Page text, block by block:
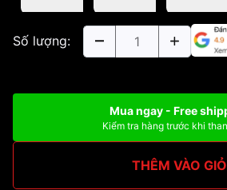
Số lượng:
Mua ngay - Free
Kiểm tra hàng trước khi
THÊM VÀO GIỎ